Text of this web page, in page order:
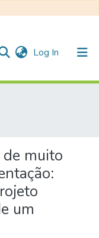
Log In (current)
muito
um